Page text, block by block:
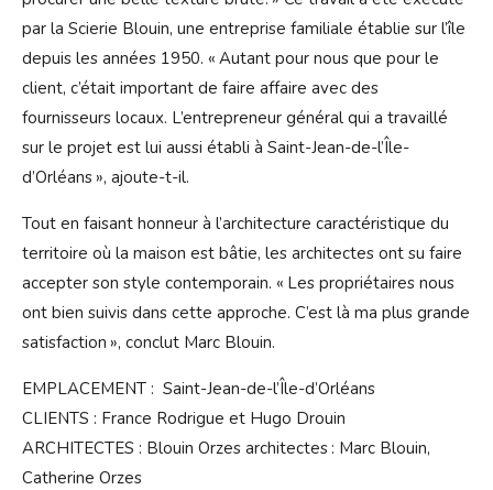
par la Scierie Blouin, une entreprise familiale établie sur l’île
depuis les années 1950. « Autant pour nous que pour le
client, c’était important de faire affaire avec des
fournisseurs locaux. L’entrepreneur général qui a travaillé
sur le projet est lui aussi établi à Saint-Jean-de-l’Île-
d’Orléans », ajoute-t-il.
Tout en faisant honneur à l’architecture caractéristique du
territoire où la maison est bâtie, les architectes ont su faire
accepter son style contemporain. « Les propriétaires nous
ont bien suivis dans cette approche. C’est là ma plus grande
satisfaction », conclut Marc Blouin.
EMPLACEMENT : Saint-Jean-de-l’Île-d’Orléans
CLIENTS : France Rodrigue et Hugo Drouin
ARCHITECTES : Blouin Orzes architectes : Marc Blouin,
Catherine Orzes